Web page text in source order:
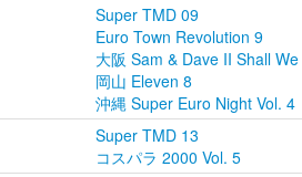
Super TMD 09
Euro Town Revolution 9
大阪 Sam & Dave II Shall
岡山 Eleven 8
沖縄 Super Euro Night Vol. 4
Super TMD 13
コスパラ 2000 Vol. 5